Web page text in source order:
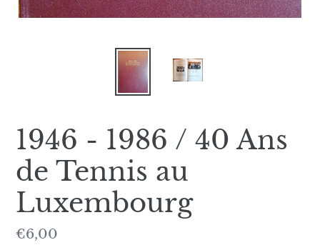
1946 - 1986 / 40 Ans
de Tennis au
Luxembourg
Normaler
€6,00